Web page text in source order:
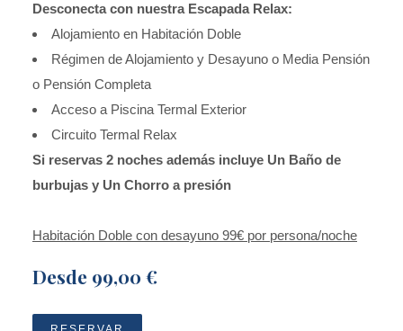
Desconecta con nuestra Escapada Relax:
Alojamiento en Habitación Doble
Régimen de Alojamiento y Desayuno o Media Pensión
o Pensión Completa
Acceso a Piscina Termal Exterior
Circuito Termal Relax
Si reservas 2 noches además incluye Un Baño de
burbujas y Un Chorro a presión
Habitación Doble con desayuno 99€ por persona/noche
Desde 99,00 €